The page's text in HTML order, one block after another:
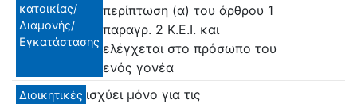
κατοικίας/
Διαμονής/
Εγκατάστασης
περίπτωση (α) του άρθρου 1
παραγρ. 2 Κ.Ε.Ι. και
ελέγχεται στο πρόσωπο του
ενός γονέα
Διοικητικές ισχύει μόνο για τις